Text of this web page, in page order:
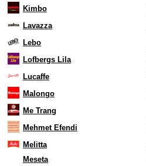
Kimbo
Lavazza
Lebo
Lofbergs Lila
Lucaffe
Malongo
Me Trang
Mehmet Efendi
Melitta
Meseta